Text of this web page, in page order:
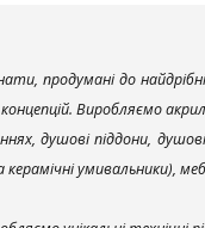
продумані до
концепцій. Виробляємо
душові піддони,
керамічні умивальники),